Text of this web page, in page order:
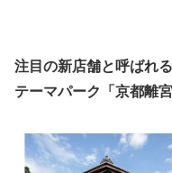
注目の新店舗と呼ばれ
テーマパーク「京都離